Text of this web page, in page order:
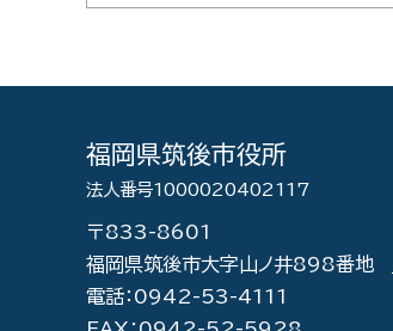
福岡県筑後市役所
法人番号1000020402117
〒833-8601
福岡県筑後市大字山ノ井898番地
電話：0942-53-4111